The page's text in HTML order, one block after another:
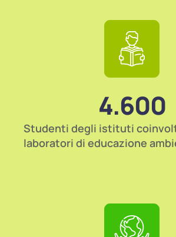
Studenti degli istituti
laboratori di educazione
4.600